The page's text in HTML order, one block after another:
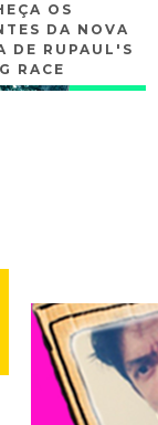
OS
DA NOVA
DE RUPAUL'S
RACE